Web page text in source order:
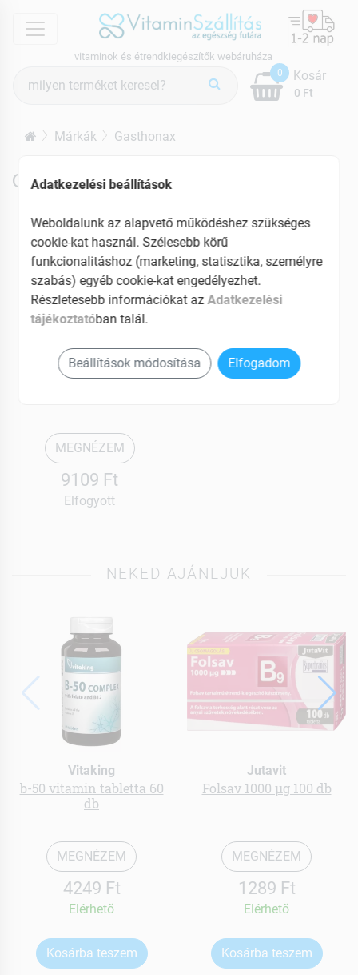
menu
vitaminok és étrendkiegészítők webáruháza
keresés
0
0 Ft
Kosár
Márkák Gasthonax
Gasthonax termékek
Gasthonax
Kapszula 60 db
MEGNÉZEM
9109 Ft
Elfogyott
NEKED AJÁNLJUK
Vitaking
b-50 vitamin tabletta 60
db
MEGNÉZEM
4249 Ft
Elérhetõ
Kosárba teszem
Jutavit
Folsav 1000 µg 100 db
MEGNÉZEM
1289 Ft
Elérhetõ
Kosárba teszem
Adatkezelési beállítások
Weboldalunk az alapvető működéshez szükséges
cookie-kat használ. Szélesebb körű
funkcionalitáshoz (marketing, statisztika, személyre
szabás) egyéb cookie-kat engedélyezhet.
Részletesebb információkat azAdatkezelési
tájékoztatóban talál.
Beállítások módosítása Elfogadom